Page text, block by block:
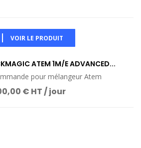
VOIR LE PRODUIT
ATEM 1M/E ADVANCED...
pour mélangeur Atem
€ HT / jour